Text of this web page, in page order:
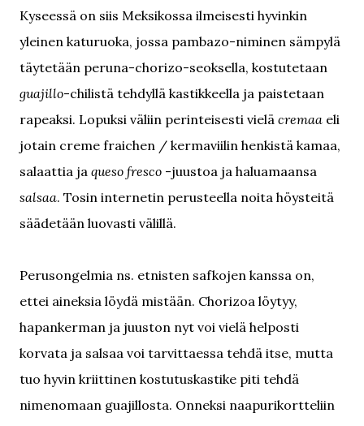
Kyseessä on siis Meksikossa ilmeisesti hyvinkin
yleinen katuruoka, jossa pambazo-niminen sämpylä
täytetään peruna-chorizo-seoksella, kostutetaan
guajillo-chilistä tehdyllä kastikkeella ja paistetaan
rapeaksi. Lopuksi väliin perinteisesti vielä cremaa eli
jotain creme fraichen / kermaviilin henkistä kamaa,
salaattia ja queso fresco -juustoa ja haluamaansa
salsaa. Tosin internetin perusteella noita höysteitä
säädetään luovasti välillä.
Perusongelmia ns. etnisten safkojen kanssa on,
ettei aineksia löydä mistään. Chorizoa löytyy,
hapankerman ja juuston nyt voi vielä helposti
korvata ja salsaa voi tarvittaessa tehdä itse, mutta
tuo hyvin kriittinen kostutuskastike piti tehdä
nimenomaan guajillosta. Onneksi naapurikortteliin